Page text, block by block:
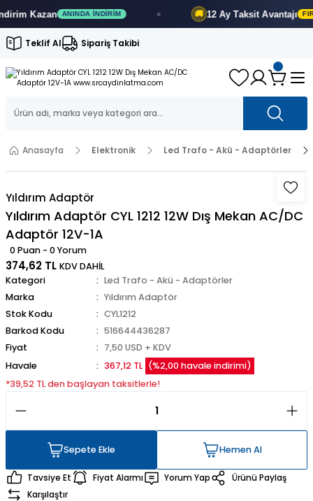
Kazan ANINDA İNDIRIM 🚚 12 AyTaksit Avantajı
Teklif Al Sipariş Takibi
Anasayfa Elektronik Led Trafo - Akü - Adaptörler
Yıldırım Adaptör
Yıldırım Adaptör CYL 1212 12W Dış Mekan AC/DC
Adaptör 12V-1A
0 Puan - 0 Yorum
374,62 TL KDV DAHİL
Kategori
Led Trafo - Akü - Adaptörler
Marka
Yıldırım Adaptör
Stok Kodu
CYL1212
Barkod Kodu
516644436287
Fiyat
7,50 USD + KDV
Havale
367,12 TL (%2,00 havale indirimi)
*39,52 TL den başlayan taksitlerle!
Sepete Ekle
Hemen Al
Hemen Al
Tavsiye Et Fiyat Alarmı Yorum Yap
Ürünü Paylaş
Karşılaştır